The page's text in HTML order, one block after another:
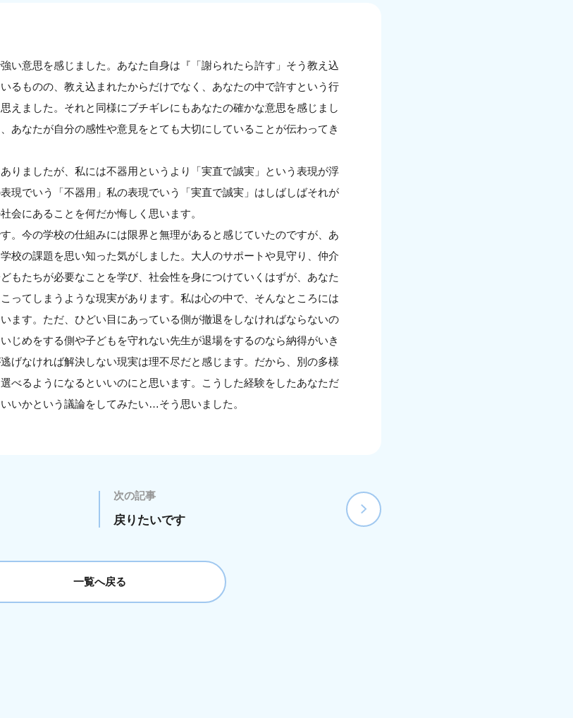
い意思を感じました。あなた自身は『「謝られたら許す」そう教え込
るものの、教え込まれたからだけでなく、あなたの中で許すという行
えました。それと同様にブチギレにもあなたの確かな意思を感じまし
あなたが自分の感性や意見をとても大切にしていることが伝わってき
りましたが、私には不器用というより「実直で誠実」という表現が浮
現でいう「不器用」私の表現でいう「実直で誠実」はしばしばそれが
会にあることを何だか悔しく思います。
。今の学校の仕組みには限界と無理があると感じていたのですが、あ
校の課題を思い知った気がしました。大人のサポートや見守り、仲介
もたちが必要なことを学び、社会性を身につけていくはずが、あなた
ってしまうような現実があります。私は心の中で、そんなところには
ます。ただ、ひどい目にあっている側が撤退をしなければならないの
じめをする側や子どもを守れない先生が退場をするのなら納得がいき
げなければ解決しない現実は理不尽だと感じます。だから、別の多様
べるようになるといいのにと思います。こうした経験をしたあなただ
いかという議論をしてみたい…そう思いました。
次の記事
戻りたいです
一覧へ戻る